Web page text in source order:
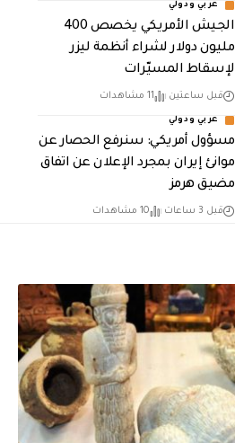
عربي ودولي
الجيش الأمريكي يخصص 400
مليون دولار لشراء أنظمة ليزر
لإسقاط المسيّرات
قبل ساعتين 11 مشاهدات
عربي ودولي
مسؤول أمريكي: سنرفع الحصار عن
موانئ إيران بمجرد الإعلان عن اتفاق
مضيق هرمز
قبل 3 ساعات 10 مشاهدات